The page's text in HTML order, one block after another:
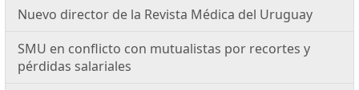
Nuevo director de la Revista Médica del Uruguay
SMU en conflicto con mutualistas por recortes y
pérdidas salariales